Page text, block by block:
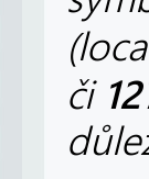
či